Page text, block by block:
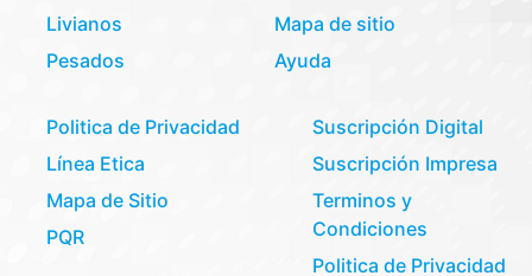
Livianos
Pesados
Mapa de sitio
Ayuda
Politica de Privacidad
Línea Etica
Mapa de Sitio
PQR
Suscripción Digital
Suscripción Impresa
Terminos y
Condiciones
Politica de Privacidad